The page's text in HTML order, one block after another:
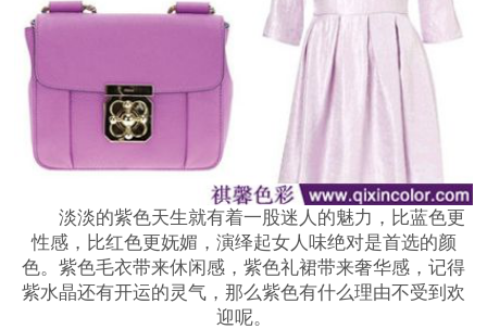
淡淡的紫色天生就有着一股迷人的魅力，比蓝色更
性感，比红色更妩媚，演绎起女人味绝对是首选的颜
色。紫色毛衣带来休闲感，紫色礼裙带来奢华感，记得
紫水晶还有开运的灵气，那么紫色有什么理由不受到欢
迎呢。